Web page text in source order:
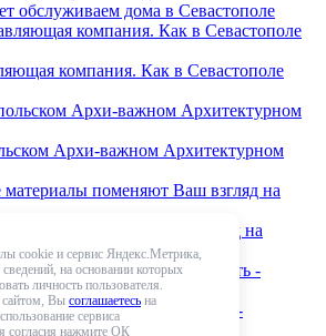
дома в Севастополе
компания. Как в Севастополе
Архи-важном Архитектурном
поменяют Ваш взгляд на
компания. Что делать -
cookie и сервис Яндекс.Метрика,
на основании которых
личность пользователя.
сайтом, Вы соглашаетесь на
сервиса
согласия нажмите ОК